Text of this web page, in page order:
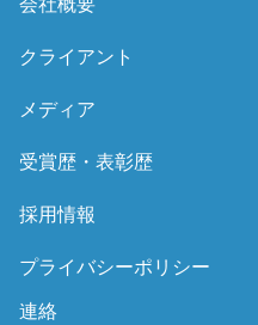
会社概要
クライアント
メディア
受賞歴・表彰歴
採用情報
プライバシーポリシー
連絡